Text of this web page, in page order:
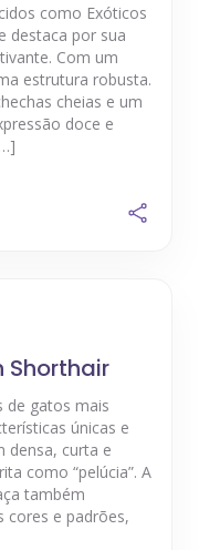
como Exóticos
destaca por sua
Com um
estrutura robusta.
cheias e um
doce e
Shorthair
de gatos mais
únicas e
densa, curta e
como “pelúcia”. A
também
cores e padrões,